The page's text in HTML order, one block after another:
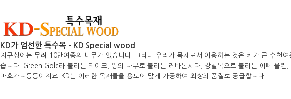
KD가 엄선한 특수목 - KD Special wood
지구상에는 무려 10만여종의 나무가 있습니다. 그러나 우리가 목재로서 이용하는 것은 키가 큰 수천
습니다. Green Gold라 불리는 티이크, 왕의 나무로 불리는 레바논시다, 강철목으로 불리는 이뻬.울
마호가니등등이지요. KD는 이러한 목재들을 용도에 맞게 가공하여 최상의 품질로 공급합니다.